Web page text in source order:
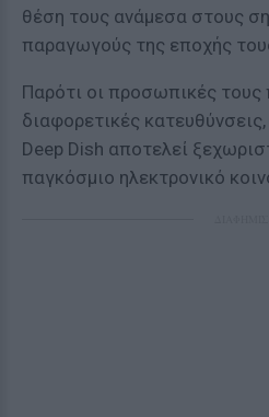
θέση τους ανάμεσα στους
παραγωγούς της εποχής
Παρότι οι προσωπικές
διαφορετικές
Deep Dish αποτελεί
παγκόσμιο ηλεκτρονικό